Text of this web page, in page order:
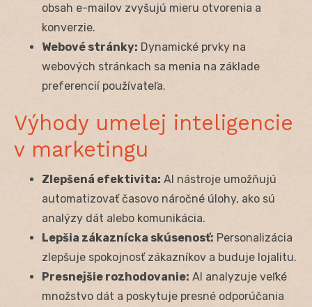
obsah e-mailov zvyšujú mieru otvorenia a
konverzie.
Webové stránky: Dynamické prvky na
webových stránkach sa menia na základe
preferencií používateľa.
Výhody umelej inteligencie
v marketingu
Zlepšená efektivita: AI nástroje umožňujú
automatizovať časovo náročné úlohy, ako sú
analýzy dát alebo komunikácia.
Lepšia zákaznícka skúsenosť: Personalizácia
zlepšuje spokojnosť zákazníkov a buduje lojalitu.
Presnejšie rozhodovanie: AI analyzuje veľké
množstvo dát a poskytuje presné odporúčania